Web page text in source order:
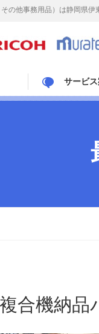
の他事務用品）は静岡県伊
サービ
合機納品